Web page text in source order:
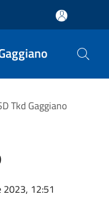
Tkd Gaggiano
2023, 12:51